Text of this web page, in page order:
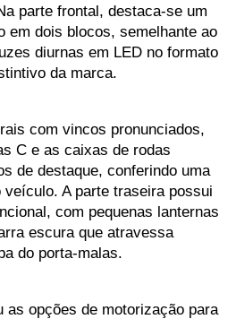
parte frontal, destaca-se um
em dois blocos, semelhante ao
diurnas em LED no formato
da marca.
com vincos pronunciados,
C e as caixas de rodas
de destaque, conferindo uma
A parte traseira possui
com pequenas lanternas
escura que atravessa
do porta-malas.
as opções de motorização para